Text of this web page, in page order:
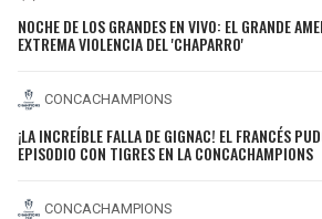
NOCHE DE LOS GRANDES EN VIVO: EL GRANDE
EXTREMA VIOLENCIA DEL 'CHAPARRO'
CONCACHAMPIONS
¡LA INCREÍBLE FALLA DE GIGNAC! EL FRANCÉS
EPISODIO CON TIGRES EN LA CONCACHAMPIONS
CONCACHAMPIONS